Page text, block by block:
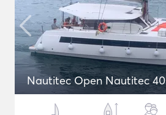
Nautitec Open Nautitec 40